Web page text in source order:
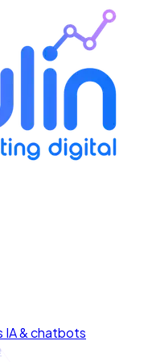
IA & chatbots